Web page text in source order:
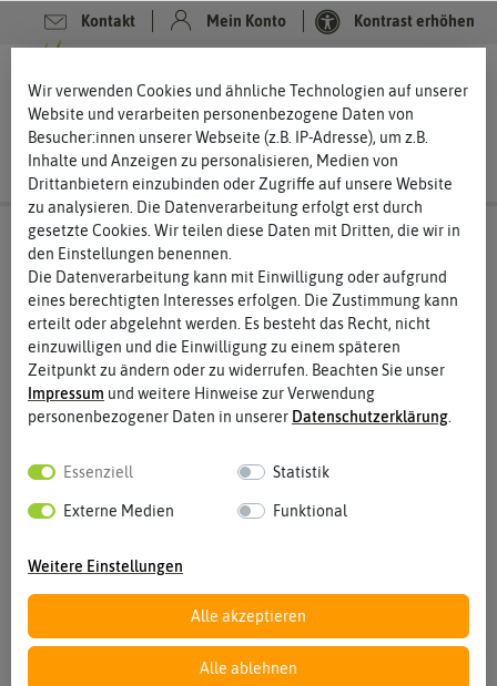
Kontakt Mein Konto Kontrast erhöhen
Vergrößern durch berühren
Wir verwenden Cookies und ähnliche Technologien auf unserer
Website und verarbeiten personenbezogene Daten von
Besucher:innen unserer Webseite (z.B. IP-Adresse), um z.B.
Inhalte und Anzeigen zu personalisieren, Medien von
Drittanbietern einzubinden oder Zugriffe auf unsere Website
zu analysieren. Die Datenverarbeitung erfolgt erst durch
gesetzte Cookies. Wir teilen diese Daten mit Dritten, die wir in
den Einstellungen benennen.
Die Datenverarbeitung kann mit Einwilligung oder aufgrund
eines berechtigten Interesses erfolgen. Die Zustimmung kann
erteilt oder abgelehnt werden. Es besteht das Recht, nicht
einzuwilligen und die Einwilligung zu einem späteren
Zeitpunkt zu ändern oder zu widerrufen. Beachten Sie unser
Impressum und weitere Hinweise zur Verwendung
personenbezogener Daten in unserer Daten­schutz­erklärung
Essenziell Statistik
Externe Medien Funktional
Weitere Einstellungen
Alle akzeptieren
Alle ablehnen